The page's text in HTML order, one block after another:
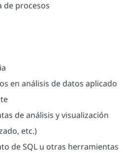
de procesos
en análisis de datos aplicado
de análisis y visualización
etc.)
de SQL u otras herramientas